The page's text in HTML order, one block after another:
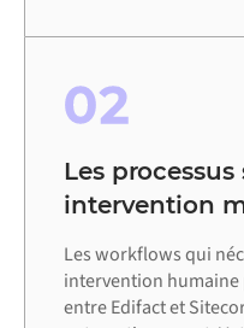
02
Les
intervention
Les workflows qui
intervention humaine
entre Edifact et